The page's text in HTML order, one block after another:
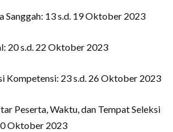
Sanggah: 13 s.d. 19 Oktober 2023
20 s.d. 22 Oktober 2023
Kompetensi: 23 s.d. 26 Oktober 2023
Peserta, Waktu, dan Tempat Seleksi
Oktober 2023